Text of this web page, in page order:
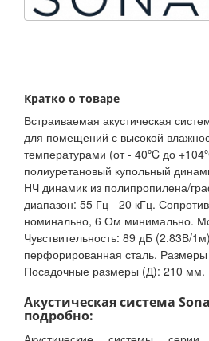
Кратко о товаре
Встраиваемая акустическая
для помещений с высокой
температурами (от - 40ºC до
полиуретановый купольный
НЧ динамик из полипропилена/
диапазон: 55 Гц - 20 кГц.
номинально, 6 Ом минимально.
Чувствительность: 89 дБ (2.83В/
перфорированная сталь.
Посадочные размеры (Д): 210 мм.
Акустическая система
подробно: